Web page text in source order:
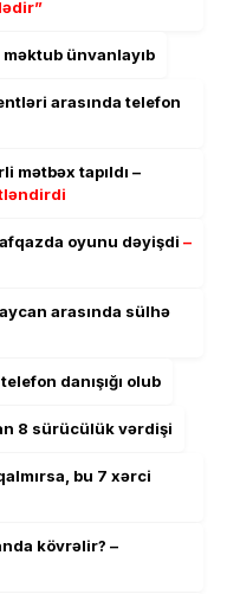
ünvanlayıb
arasında telefon
mətbəx tapıldı –
oyunu dəyişdi –
arasında sülhə
danışığı olub
8 sürücülük vərdişi
bu 7 xərci
kövrəlir? –